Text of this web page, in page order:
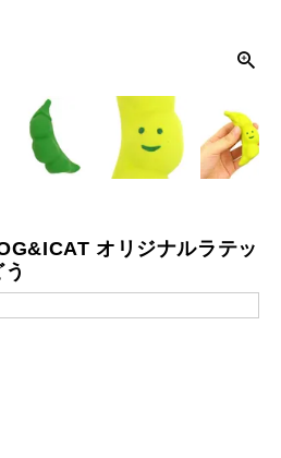
オリジナルラテッ